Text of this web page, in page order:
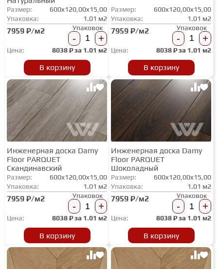
Размер:
600x120,00x15,00
Упаковка:
1.01 м2
7959 ₽/м2 Упаковок
- +
Цена: 8038₽ за 1.01 м2
В корзину
Размер:
600x120,00x15,00
Упаковка:
1.01 м2
7959 ₽/м2 Упаковок
- +
Цена: 8038₽ за 1.01 м2
В корзину
Инженерная доска Damy
Floor PARQUET
Скандинавский
Размер:
600x120,00x15,00
Упаковка:
1.01 м2
7959 ₽/м2 Упаковок
- +
Цена: 8038₽ за 1.01 м2
В корзину
Инженерная доска Damy
Floor PARQUET
Шоколадный
Размер:
600x120,00x15,00
Упаковка:
1.01 м2
7959 ₽/м2 Упаковок
- +
Цена: 8038₽ за 1.01 м2
В корзину